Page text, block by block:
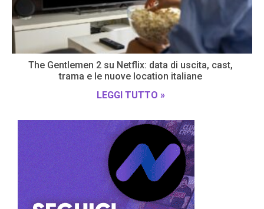
The Gentlemen 2 su Netflix: data di uscita, cast,
trama e le nuove location italiane
LEGGI TUTTO »